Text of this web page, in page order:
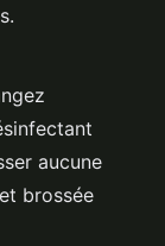
aucune
brossée